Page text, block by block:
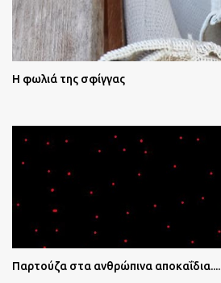
Η φωλιά της σφίγγας
Παρτούζα στα ανθρώπινα αποκαΐδια....